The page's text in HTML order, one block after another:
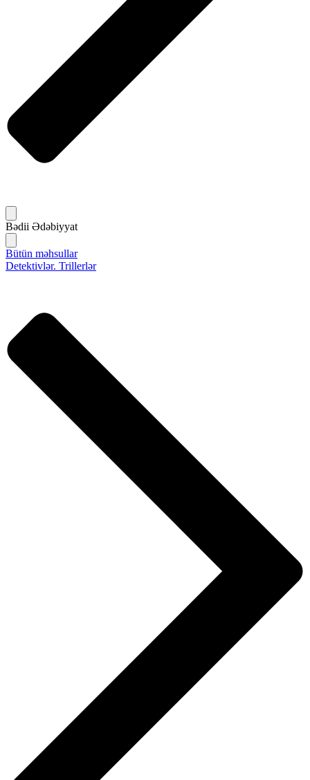
Bədii Ədəbiyyat
Bütün məhsullar
Detektivlər. Trillerlər